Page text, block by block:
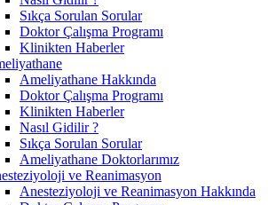
Sıkça Sorulan Sorular
Doktor Çalışma Programı
Klinikten Haberler
Ameliyathane Hakkında
Doktor Çalışma Programı
Klinikten Haberler
Nasıl Gidilir ?
Sıkça Sorulan Sorular
Ameliyathane Doktorlarımız
ve Reanimasyon
Anesteziyoloji ve Reanimasyon Hakkında